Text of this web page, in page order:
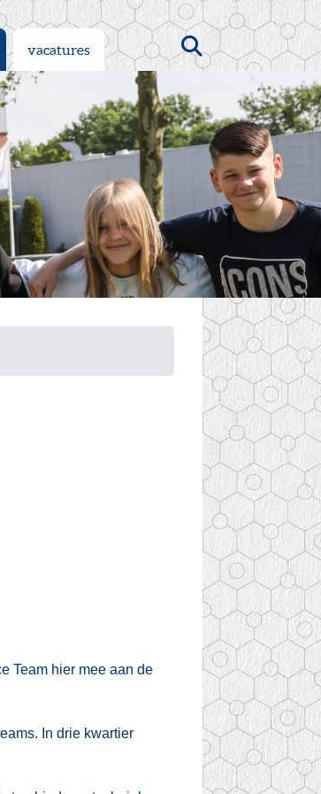
vacatures Zoeken
Team hier mee aan de
In drie kwartier